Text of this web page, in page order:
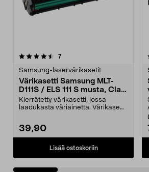
7arvostelut
Samsung-laservärikasetit
Värikasetti Samsung MLT-
D111S / ELS 111 S musta, Clas
Ohlson
Kierrätetty värikasetti, jossa
laadukasta väriainetta. Värikasetti
39,90
Lisää ostoskoriin
4.5 viidestä